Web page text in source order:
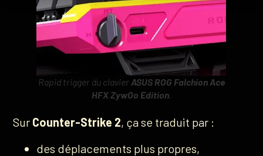
Rapid trigger du clavier ASUS ROG Falchion Ace
HFX ZywOo Edition.
Sur Counter-Strike 2, ça se traduit par :
des déplacements plus propres,